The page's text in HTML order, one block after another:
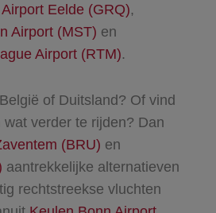
Eelde (GRQ),
Airport (MST) en
Airport (RTM).
of Duitsland? Of vind
verder te rijden? Dan
(BRU) en
aantrekkelijke alternatieven
rechtstreekse vluchten